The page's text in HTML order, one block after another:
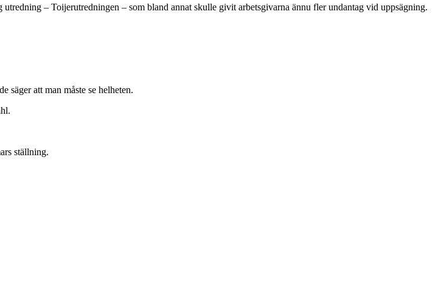
– Toijerutredningen – som bland annat skulle givit arbetsgivarna ännu fler undantag vid uppsägning.
säger att man måste se helheten.
ställning.